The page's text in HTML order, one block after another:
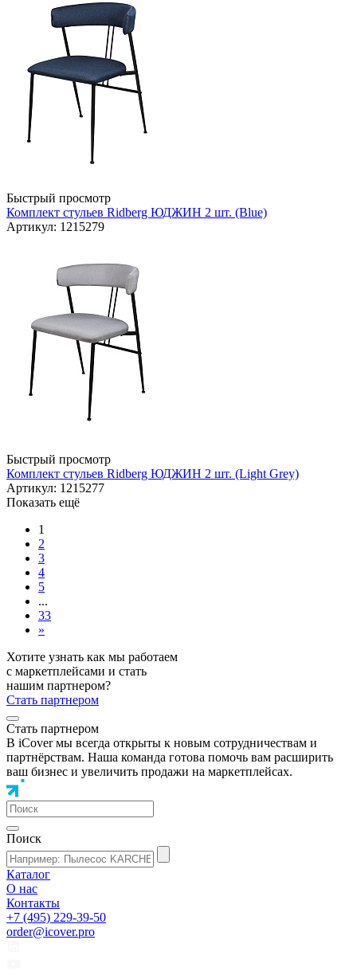
Быстрый просмотр
Комплект стульев Ridberg ЮДЖИН 2 шт. (Blue)
Артикул: 1215279
Быстрый просмотр
Комплект стульев Ridberg ЮДЖИН 2 шт. (Light Grey)
Артикул: 1215277
Показать ещё
1
2
3
4
5
...
33
»
Хотите узнать как мы работаем
с маркетплейсами и стать
нашим партнером?
Стать партнером
Стать партнером
В iCover мы всегда открыты к новым сотрудничествам и
партнёрствам. Наша команда готова помочь вам расширить
ваш бизнес и увеличить продажи на маркетплейсах.
Поиск
Каталог
О нас
Контакты
+7 (495) 229-39-50
order@icover.pro